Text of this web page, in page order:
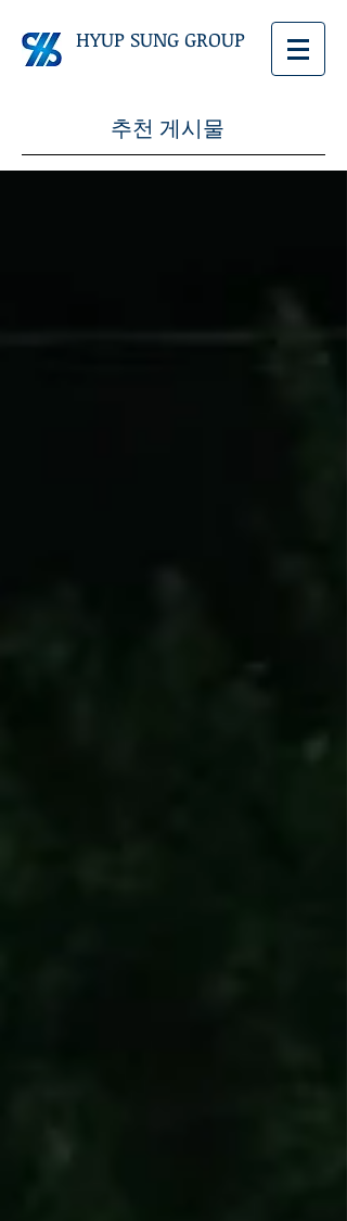
HYUP SUNG GROUP
추천 게시물